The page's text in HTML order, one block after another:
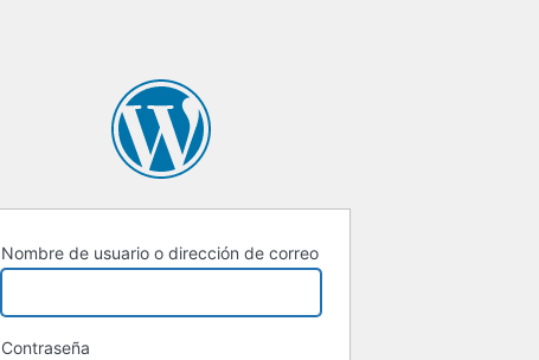
Nombre de usuario o dirección de correo
Contraseña